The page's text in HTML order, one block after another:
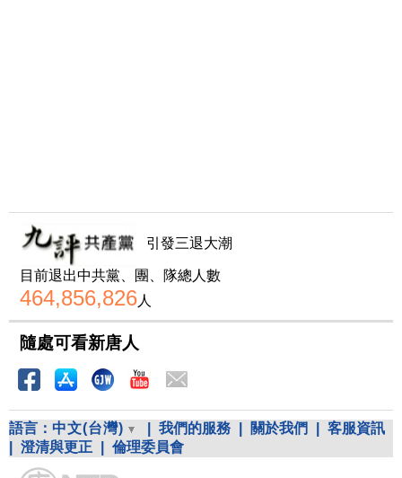
引發三退大潮
目前退出中共黨、團、隊總人數
464,856,826人
隨處可看新唐人
語言： 中文(台灣) 我們的服務 關於我們
客服資訊
澄清與更正 倫理委員會